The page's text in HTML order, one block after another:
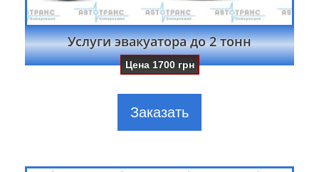
Услуги эвакуатора до 2 тонн
Цена1700 грн
Заказать